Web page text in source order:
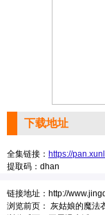
下载地址
全集链接： https://
提取码：dhan
链接地址： http://
浏览前页： 灰姑娘的魔法